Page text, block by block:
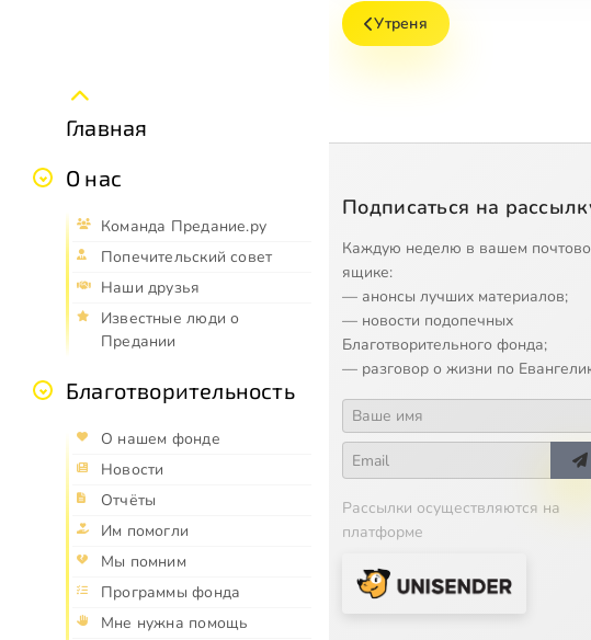
Главная
О нас
Команда Предание.ру
Попечительский совет
Наши друзья
Известные люди о
Предании
Благотворительность
О нашем фонде
Новости
Отчёты
Им помогли
Мы помним
Программы фонда
Мне нужна помощь
Утреня
Подписаться на
Каждую неделю в вашем
ящике:
— анонсы лучших материалов;
— новости подопечных
Благотворительного фонда;
— разговор о жизни по
Рассылки осуществляются на
платформе